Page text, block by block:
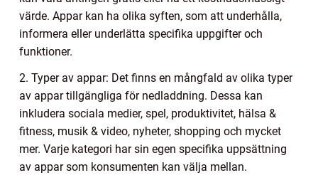
värde. Appar kan ha olika syften, som att underhålla,
informera eller underlätta specifika uppgifter och
funktioner.
2. Typer av appar: Det finns en mångfald av olika typer
av appar tillgängliga för nedladdning. Dessa kan
inkludera sociala medier, spel, produktivitet, hälsa &
fitness, musik & video, nyheter, shopping och mycket
mer. Varje kategori har sin egen specifika uppsättning
av appar som konsumenten kan välja mellan.